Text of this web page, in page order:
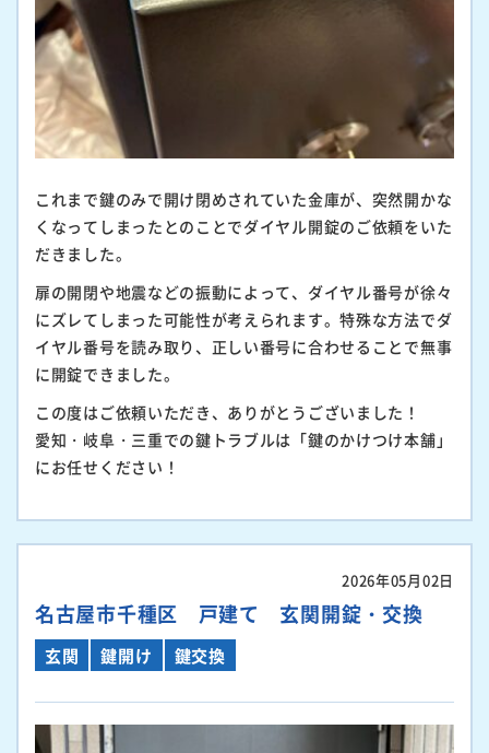
これまで鍵のみで開け閉めされていた金庫が、突然開かな
くなってしまったとのことでダイヤル開錠のご依頼をいた
だきました。
扉の開閉や地震などの振動によって、ダイヤル番号が徐々
にズレてしまった可能性が考えられます。特殊な方法でダ
イヤル番号を読み取り、正しい番号に合わせることで無事
に開錠できました。
この度はご依頼いただき、ありがとうございました！
愛知・岐阜・三重での鍵トラブルは「鍵のかけつけ本舗」
にお任せください！
2026年05月02日
名古屋市千種区 戸建て 玄関開錠・交換
玄関 鍵開け 鍵交換